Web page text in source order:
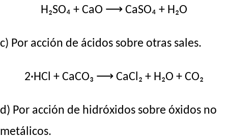
H₂SO₄ + CaO ⟶ CaSO₄ + H₂O
c) Por acción de ácidos sobre otras sales.
2·HCl + CaCO₃ ⟶ CaCl₂ + H₂O + CO₂
d) Por acción de hidróxidos sobre óxidos no
metálicos.